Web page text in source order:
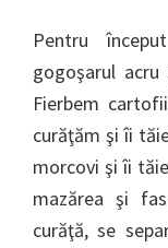
Pentru
gogoşarul
Fierbem
curăţăm şi îi
morcovi şi îi
mazărea şi
curăţă, se